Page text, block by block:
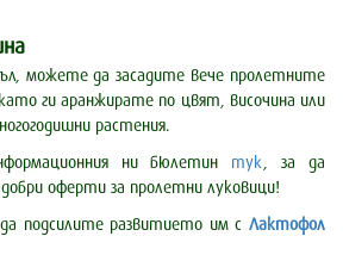
можете да засадите вече пролетните
ги аранжирате по цвят, височина или
растения.
ни бюлетин тук, за да
оферти за пролетни луковици!
подсилите развитието им с Лактофол